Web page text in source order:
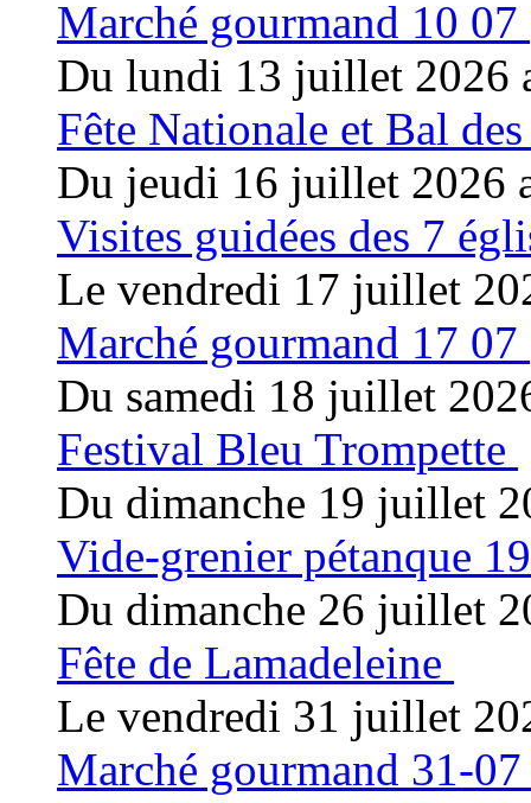
Marché gourmand 10 07
Du lundi 13 juillet 2026
Fête Nationale et Bal
Du jeudi 16 juillet 2026
Visites guidées des 7
Le vendredi 17 juillet
Marché gourmand 17 07
Du samedi 18 juillet
Festival Bleu Trompette
Du dimanche 19 juillet
Vide-grenier pétanque
Du dimanche 26 juillet
Fête de Lamadeleine
Le vendredi 31 juillet
Marché gourmand 31-07